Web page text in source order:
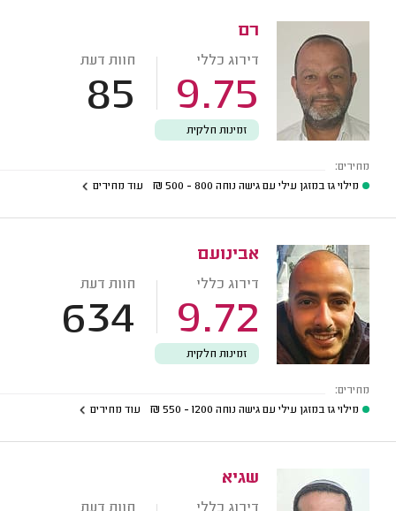
רם
דירוג כללי
9.75
חוות דעת
85
זמינות חלקית
מחירים:
מילוי גז במזגן עילי עם גישה נוחה 800 - 500
₪ עוד מחירים
אבינועם
דירוג כללי
9.72
חוות דעת
634
זמינות חלקית
מחירים:
מילוי גז במזגן עילי עם גישה נוחה 1200 - 550
₪ עוד מחירים
שגיא